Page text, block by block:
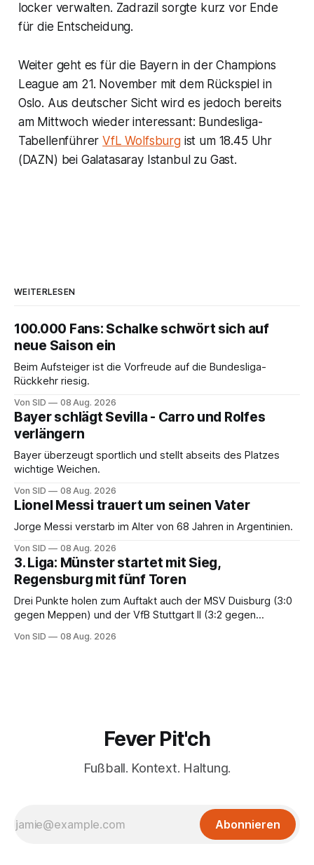
locker verwalten. Zadrazil sorgte kurz vor Ende
für die Entscheidung.
Weiter geht es für die Bayern in der Champions
League am 21. November mit dem Rückspiel in
Oslo. Aus deutscher Sicht wird es jedoch bereits
am Mittwoch wieder interessant: Bundesliga-
TabellenführerVfL Wolfsburgist um 18.45 Uhr
(DAZN) bei Galatasaray Istanbul zu Gast.
WEITERLESEN
100.000 Fans: Schalke schwört sich auf
neue Saison ein
Beim Aufsteiger ist die Vorfreude auf die Bundesliga-
Rückkehr riesig.
Von SID 08 Aug. 2026
Bayer schlägt Sevilla - Carro und Rolfes
verlängern
Bayer überzeugt sportlich und stellt abseits des Platzes
wichtige Weichen.
Von SID 08 Aug. 2026
Lionel Messi trauert um seinen Vater
Jorge Messi verstarb im Alter von 68 Jahren in Argentinien.
Von SID 08 Aug. 2026
3. Liga: Münster startet mit Sieg,
Regensburg mit fünf Toren
Drei Punkte holen zum Auftakt auch der MSV Duisburg (3:0
gegen Meppen) und der VfB Stuttgart II (3:2 gegen
Von SID 08 Aug. 2026
Fever Pit'ch
Fußball. Kontext. Haltung.
Abonnieren